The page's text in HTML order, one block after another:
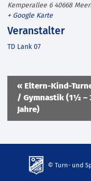
Kemperallee 6 40668
+ Google Karte
Veranstalter
TD Lank 07
Veranstaltung
Navigation
« Eltern-Kind-
/ Gymnastik (1½ –
Jahre)
© Turn- und